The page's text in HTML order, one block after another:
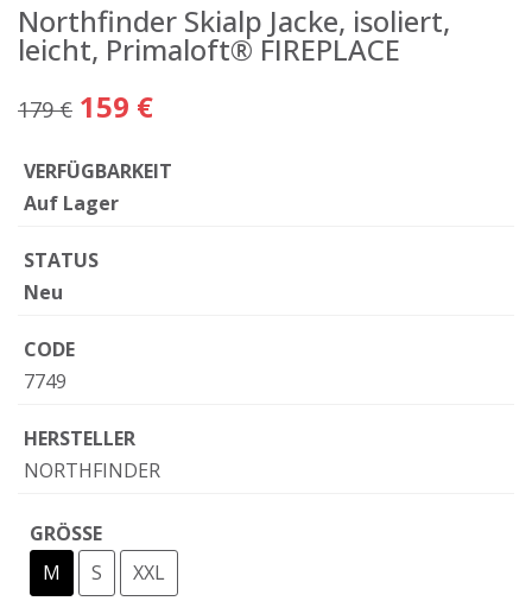
Northfinder Skialp Jacke, isoliert,
leicht, Primaloft® FIREPLACE
179 € 159 €
VERFÜGBARKEIT
Auf Lager
STATUS
Neu
CODE
7749
HERSTELLER
NORTHFINDER
GRÖSSE
M
S XXL